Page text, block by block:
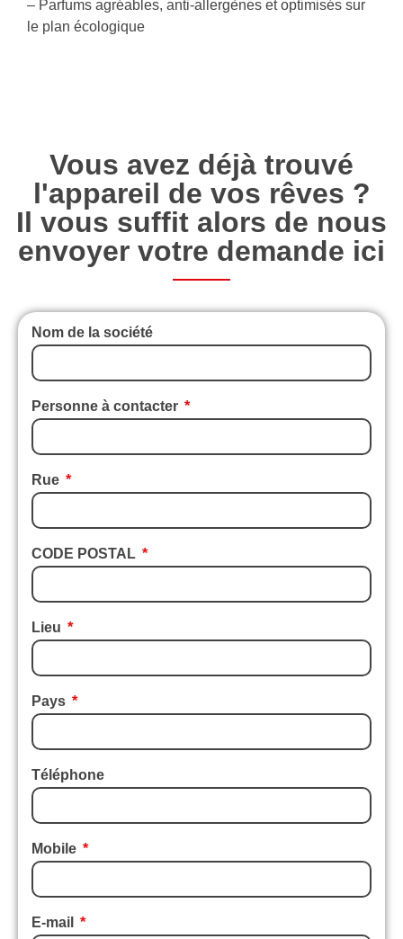
– Parfums agréables, anti-allergènes et optimisés sur
le plan écologique
Vous avez déjà trouvé
l'appareil de vos rêves ?
Il vous suffit alors de nous
envoyer votre demande ici
Nom de la société
Personne à contacter
Rue
CODE POSTAL
Lieu
Pays
Téléphone
Mobile
E-mail